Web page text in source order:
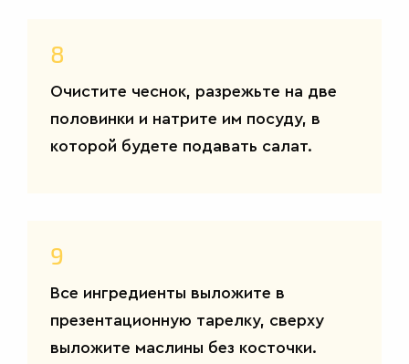
8
Очистите чеснок, разрежьте на две
половинки и натрите им посуду, в
которой будете подавать салат.
9
Все ингредиенты выложите в
презентационную тарелку, сверху
выложите маслины без косточки.